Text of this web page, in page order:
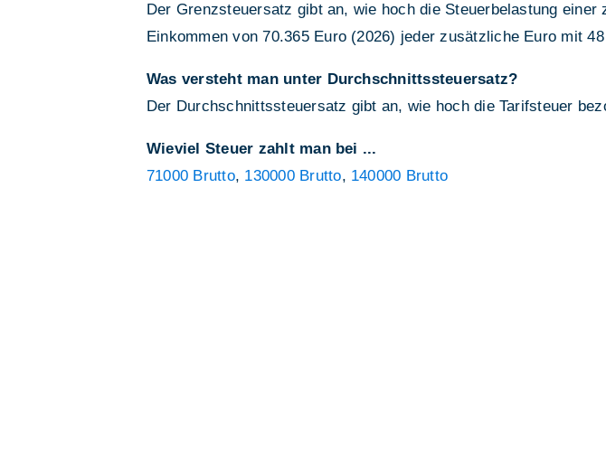
Der Grenzsteuersatz gibt an, wie hoch die Steuerbelastung
Einkommen von 70.365 Euro (2026) jeder zusätzliche Euro mit
Was versteht man unter Durchschnittssteuersatz?
Der Durchschnittssteuersatz gibt an, wie hoch die Tarifsteuer
Wieviel Steuer zahlt man bei ...
71000 Brutto, 130000 Brutto, 140000 Brutto